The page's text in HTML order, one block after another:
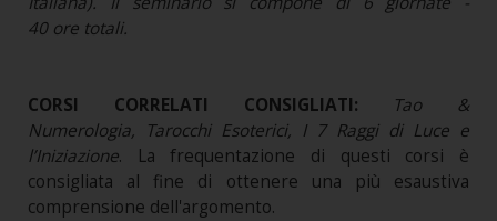
40 ore totali.
CORSI CORRELATI CONSIGLIATI:
Tao &
Numerologia, Tarocchi Esoterici, I 7 Raggi di Luce e
l’Iniziazione. La frequentazione di questi corsi è
consigliata al fine di ottenere una più esaustiva
comprensione dell'argomento.